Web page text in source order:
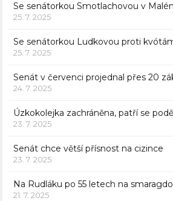
Se senátorkou Smotlachovou v
25. 7. 2025
Se senátorkou Ludkovou proti
25. 7. 2025
Senát v červenci projednal přes 20
24. 7. 2025
Úzkokolejka zachráněna, patří se
23. 7. 2025
Senát chce větší přísnost na cizince
23. 7. 2025
Na Rudláku po 55 letech na
21. 7. 2025